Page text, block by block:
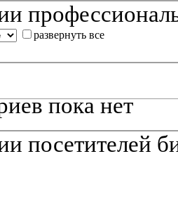
развернуть все
пока нет
посетителей